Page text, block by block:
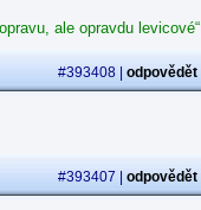
ale opravdu levicové“
#393408 | odpovědět
#393407 | odpovědět